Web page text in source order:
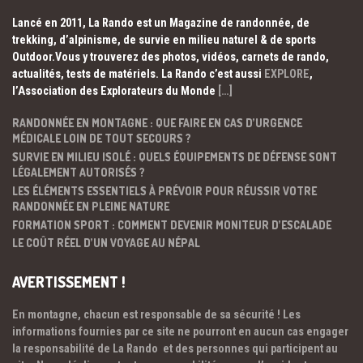
Lancé en 2011, La Rando est un Magazine de randonnée, de
trekking, d’alpinisme, de survie en milieu naturel & de sports
Outdoor.Vous y trouverez des photos, vidéos, carnets de rando,
actualités, tests de matériels. La Rando c’est aussi EXPLORE,
l’Association des Explorateurs du Monde […]
RANDONNÉE EN MONTAGNE : QUE FAIRE EN CAS D’URGENCE
MÉDICALE LOIN DE TOUT SECOURS ?
SURVIE EN MILIEU ISOLÉ : QUELS ÉQUIPEMENTS DE DÉFENSE SONT
LÉGALEMENT AUTORISÉS ?
LES ÉLÉMENTS ESSENTIELS À PRÉVOIR POUR RÉUSSIR VOTRE
RANDONNÉE EN PLEINE NATURE
FORMATION SPORT : COMMENT DEVENIR MONITEUR D’ESCALADE
LE COÛT RÉEL D’UN VOYAGE AU NÉPAL
AVERTISSEMENT !
En montagne, chacun est responsable de sa sécurité ! Les
informations fournies par ce site ne pourront en aucun cas engager
la responsabilité de La Rando et des personnes qui participent au